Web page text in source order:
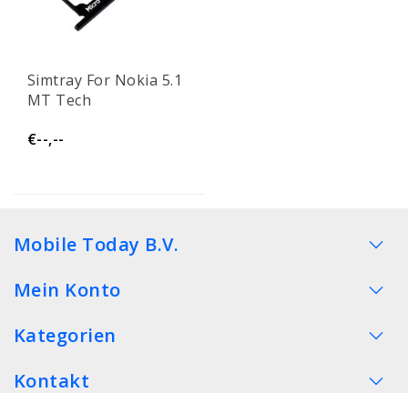
Simtray For Nokia 5.1
MT Tech
€--,--
Mobile Today B.V.
Mein Konto
Kategorien
Kontakt